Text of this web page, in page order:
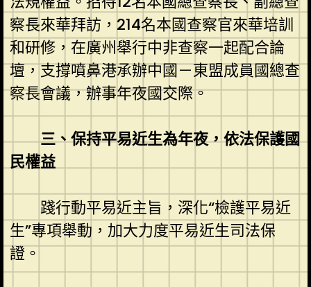
察長來華拜訪，214名本國查察官來華培訓
和研修，在廣州舉行中非查察一起配合論
壇，支撐噴鼻港承辦中國－東盟成員國總查
察長會議，辦事年夜國交際。
三、保持平易近生為年夜，依法保護國
民權益
踐行動平易近主旨，深化“檢護平易近
生”專項舉動，加大力度平易近生司法保
證。